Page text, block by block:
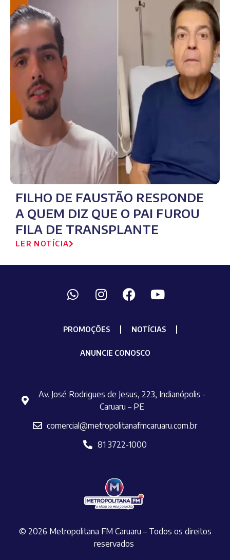
FILHO DE FAUSTÃO RESPONDE
A QUEM DIZ QUE O PAI FUROU
FILA DE TRANSPLANTE
LER NOTÍCIA
PROMOÇÕES NOTÍCIAS
ANUNCIE CONOSCO
Av. José Rodrigues de Jesus, 223, Indianópolis -
Caruaru – PE
comercial@metropolitanafmcaruaru.com.br
81 3722-1000
© 2026 Metropolitana FM Caruaru – Todos os direitos
reservados